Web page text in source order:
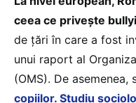
ceea ce privește
de țări în care a fost
unui raport al
(OMS). De asemenea,
copiilor. Studiu